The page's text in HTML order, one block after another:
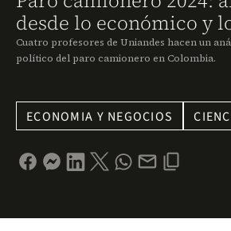
desde lo económico y
Cuatro profesores de Uniandes hacen un
político del paro camionero en Colombia.
ECONOMIA Y NEGOCIOS